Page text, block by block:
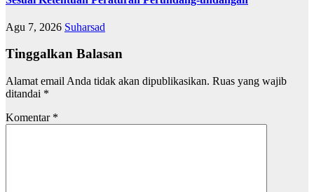
Agu 7, 2026 Suharsad
Tinggalkan Balasan
Alamat email Anda tidak akan dipublikasikan. Ruas yang wajib
ditandai *
Komentar *